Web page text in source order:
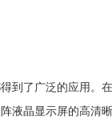
到了广泛的应用
晶显示屏的高清